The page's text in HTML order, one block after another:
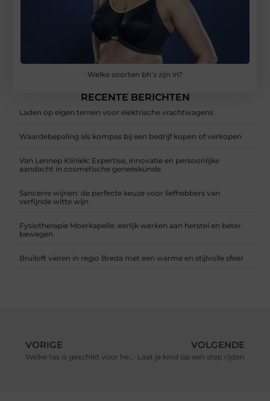
Welke soorten bh’s zijn in?
RECENTE BERICHTEN
Laden op eigen terrein voor elektrische vrachtwagens
Waardebepaling als kompas bij een bedrijf kopen of verkopen
Van Lennep Kliniek: Expertise, innovatie en persoonlijke
aandacht in cosmetische geneeskunde
Sancerre wijnen: de perfecte keuze voor liefhebbers van
verfijnde witte wijn
Fysiotherapie Moerkapelle: eerlijk werken aan herstel en beter
bewegen
Bruiloft vieren in regio Breda met een warme en stijlvolle sfeer
VORIGE
Welke tas is geschikt voor heren?
VOLGENDE
Laat je kind op een step rijden